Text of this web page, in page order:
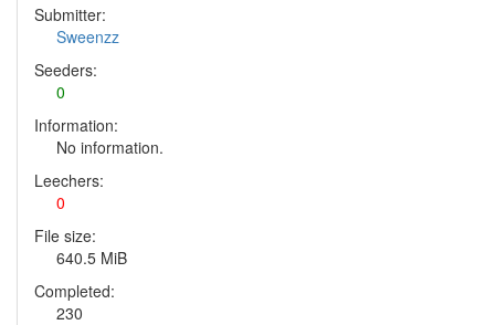
Submitter:
Sweenzz
Seeders:
0
Information:
No information.
Leechers:
0
File size:
640.5 MiB
Completed:
230